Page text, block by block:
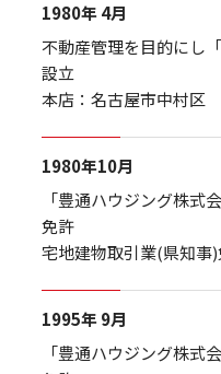
1980年 4月
不動産管理を目的にし
設立
本店：名古屋市中村区
1980年10月
「豊通ハウジング株式
免許
宅地建物取引業(県知事
1995年 9月
「豊通ハウジング株式